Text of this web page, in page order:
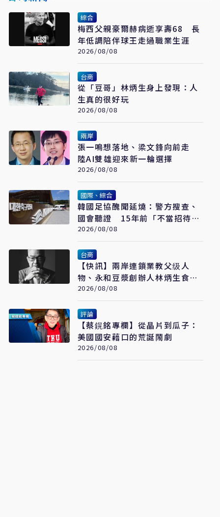
綜合
梅西父親豪爾赫病逝享壽68 長
年低調陪伴球王走過職業生涯
2026/08/08
台商
從「豆哥」林炳生身上發現：人
生真的很好玩
2026/08/08
兩岸
張一鳴想落地、梁文鋒向前走
陸AI雙雄迎來新一輪選擇
2026/08/08
國際、綜合
韓國足協醜聞延燒：警方搜查、
國會聽證 15年前「不當招待」
疑雲重見天日
2026/08/08
台商
【快訊】兩岸連鎖業教父级人
物、永和豆漿創辦人林炳生食道
癌病逝 享年70歲
2026/08/08
評論
【蔡鎤銘專欄】從晶片到瓜子：
美國國安藉口的荒誕鬧劇
2026/08/08